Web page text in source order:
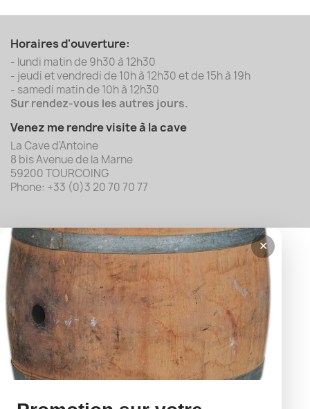
Horaires d'ouverture:
- lundi matin de 9h30 à 12h30
- jeudi et vendredi de 10h à 12h30 et de 15h à 19h
- samedi matin de 10h à 12h30
Sur rendez-vous les autres jours.
Venez me rendre visite à la cave
La Cave d'Antoine
8 bis Avenue de la Marne
59200 TOURCOING
Phone: +33 (0)3 20 70 70 77
✕